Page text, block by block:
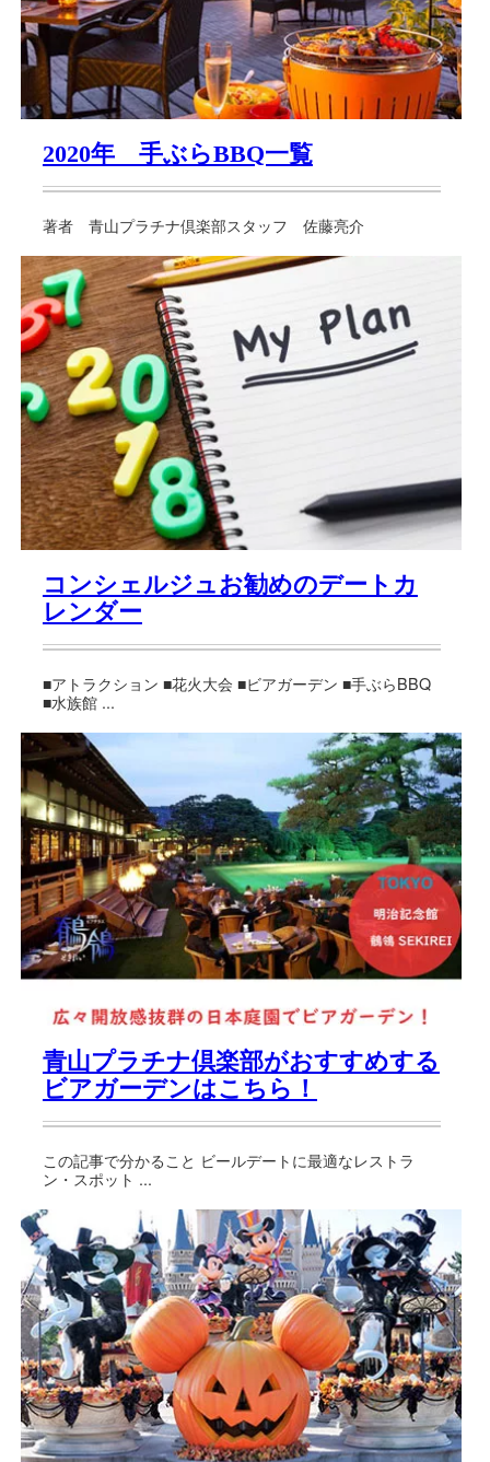
2020年 手ぶらBBQ一覧
著者 青山プラチナ倶楽部スタッフ 佐藤亮介
コンシェルジュお勧めのデートカ
レンダー
■アトラクション ■花火大会 ■ビアガーデン ■手ぶらBBQ
■水族館 ...
青山プラチナ倶楽部がおすすめする
ビアガーデンはこちら！
この記事で分かること ビールデートに最適なレストラ
ン・スポット ...